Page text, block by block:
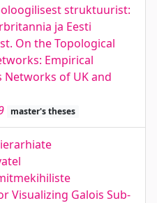
struktuurist:
ja Eesti
On the Topological
Empirical
Networks of UK and
master's theses
Visualizing Galois Sub-